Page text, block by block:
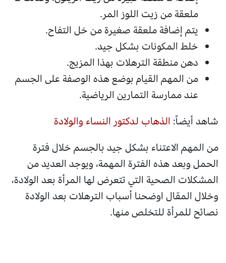
ملعقة من زيت اللوز المر.
يتم إضافة ملعقة صغيرة من خل التفاح.
خلط المكونات بشكل جيد.
دهن منطقة الترهلات بهذا المزيج.
من المهم القيام بوضع هذه الوصفة على الجسم
عند ممارسة التمارين الرياضية.
شاهد أيضاً: الذهاب لدكتور النساء والولادة
من المهم الاعتناء بشكل جيد بالجسم خلال فترة
الحمل وبعد هذه الفترة المهمة، ويوجد العديد من
المشكلات الصحية التي تتعرض لها المرأة بعد الولادة،
وخلال المقال اوضحنا أسباب الترهلات بعد الولادة
نصائح للمرأة للتخلص منها.